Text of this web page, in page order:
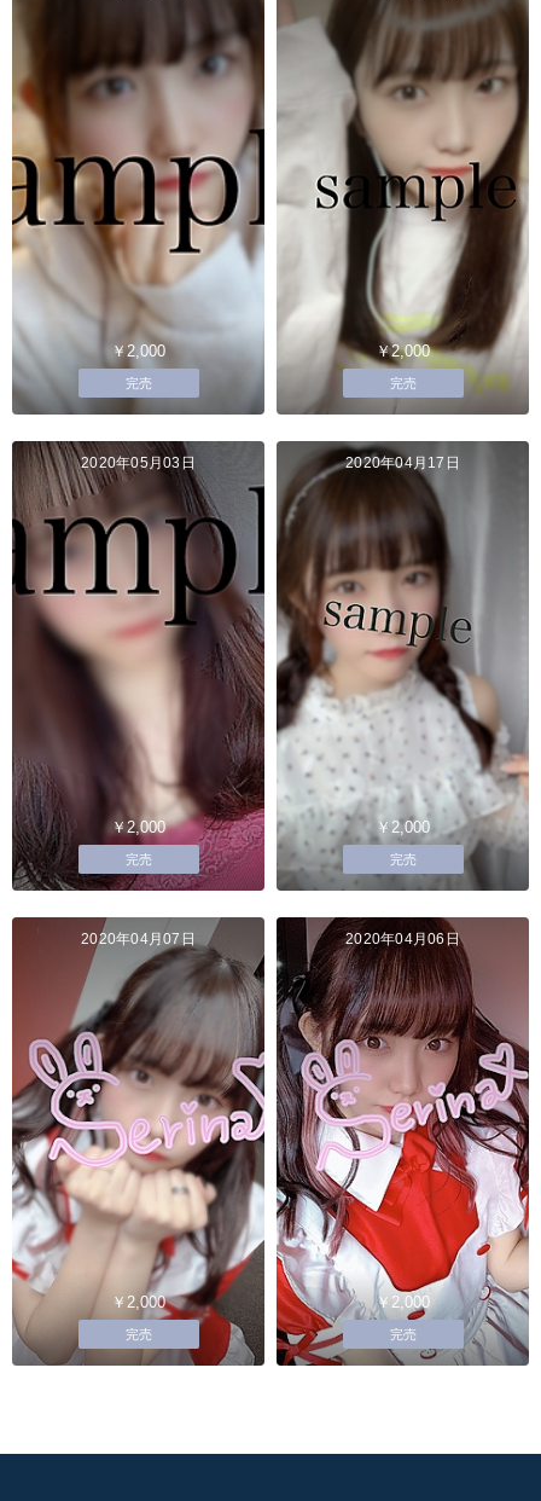
￥2,000
完売
￥2,000
完売
2020年05月03日
￥2,000
完売
2020年04月17日
￥2,000
完売
2020年04月07日
￥2,000
完売
2020年04月06日
￥2,000
完売